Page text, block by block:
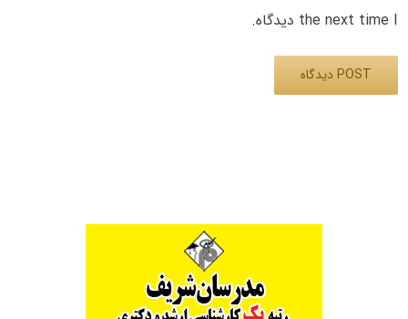
the next time I دیدگاه.